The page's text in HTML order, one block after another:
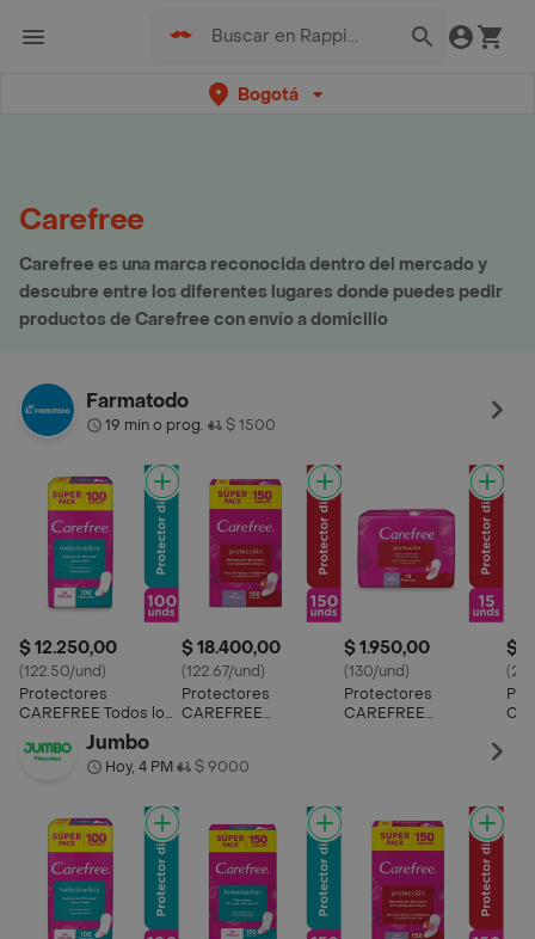
Bogotá
Carefree
Carefree es una marca reconocida dentro del mercado y
descubre entre los diferentes lugares donde puedes pedir
productos de Carefree con envío a domicilio
Farmatodo
19 min o prog.• $ 1500
$ 12.250,00
(122.50/und)
Protectores
CAREFREE Todos los
dias PACK
ECONÓMICO x 100
$ 18.400,00
(122.67/und)
Protectores
CAREFREE
$ 1.950,00
(130/und)
Protectores
CAREFREE
$
Jumbo
Hoy, 4 PM• $ 9000